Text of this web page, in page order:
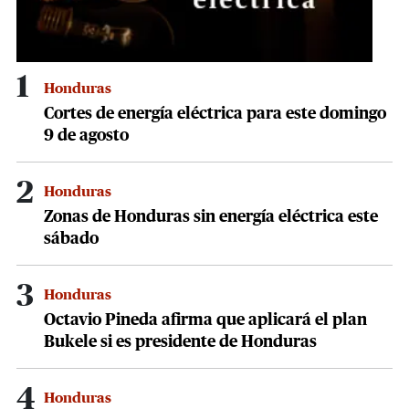
1 Honduras
Cortes de energía eléctrica para este domingo
9 de agosto
2 Honduras
Zonas de Honduras sin energía eléctrica este
sábado
3 Honduras
Octavio Pineda afirma que aplicará el plan
Bukele si es presidente de Honduras
4 Honduras